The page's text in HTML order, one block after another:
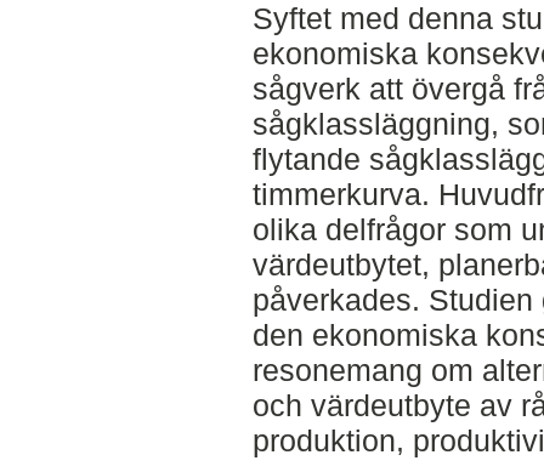
Syftet med denna
ekonomiska
sågverk att övergå
sågklassläggning,
flytande
timmerkurva.
olika delfrågor som
värdeutbytet,
påverkades.
den ekonomiska
resonemang om
och värdeutbyte av
produktion,